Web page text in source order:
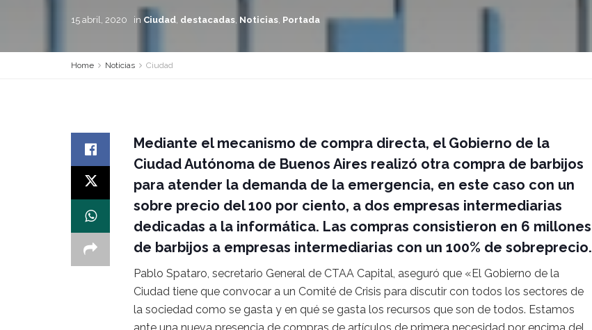
15 abril, 2020 in Ciudad, destacadas, Noticias, Portada
Home Noticias Ciudad
Mediante el mecanismo de compra directa, el Gobierno de la
Ciudad Autónoma de Buenos Aires realizó otra compra de barbijos
para atender la demanda de la emergencia, en este caso con un
sobre precio del 100 por ciento, a dos empresas intermediarias
dedicadas a la informática. Las compras consistieron en 6 millones
de barbijos a empresas intermediarias con un 100% de sobreprecio.
Pablo Spataro, secretario General de CTAA Capital, aseguró que «El Gobierno de la
Ciudad tiene que convocar a un Comité de Crisis para discutir con todos los sectores de
la sociedad como se gasta y en qué se gasta los recursos que son de todos. Estamos
ante una nueva presencia de compras de artículos de primera necesidad por encima del